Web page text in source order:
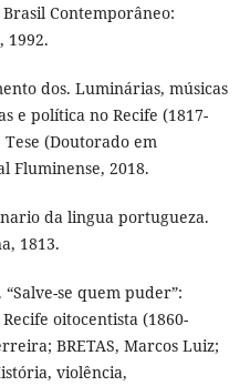
Brasil Contemporâneo:
1992.
dos. Luminárias, músicas
e política no Recife (1817-
Tese (Doutorado em
Fluminense, 2018.
da lingua portugueza.
1813.
se quem puder”:
oitocentista (1860-
BRETAS, Marcos Luiz;
violência,